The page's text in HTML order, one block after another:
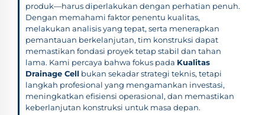
produk—harus diperlakukan dengan perhatian penuh.
Dengan memahami faktor penentu kualitas,
melakukan analisis yang tepat, serta menerapkan
pemantauan berkelanjutan, tim konstruksi dapat
memastikan fondasi proyek tetap stabil dan tahan
lama. Kami percaya bahwa fokus pada Kualitas
Drainage Cell bukan sekadar strategi teknis, tetapi
langkah profesional yang mengamankan investasi,
meningkatkan efisiensi operasional, dan memastikan
keberlanjutan konstruksi untuk masa depan.